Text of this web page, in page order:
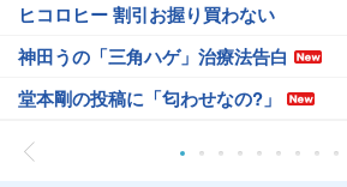
ヒコロヒー 割引お握り買わない
神田うの「三角ハゲ」治療法告白
堂本剛の投稿に「匂わせなの?」